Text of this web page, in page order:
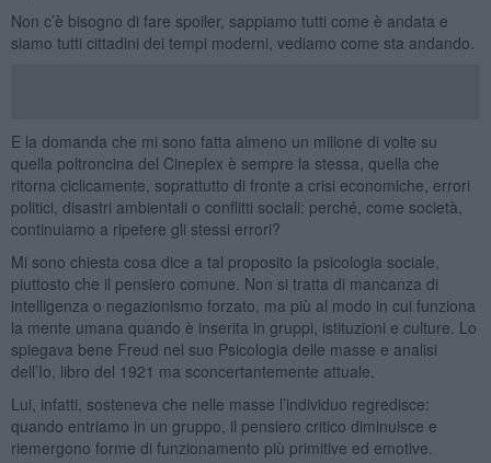
Non c’è bisogno di fare spoiler, sappiamo tutti come è andata e
siamo tutti cittadini dei tempi moderni, vediamo come sta andando.
E la domanda che mi sono fatta almeno un milione di volte su
quella poltroncina del Cineplex è sempre la stessa, quella che
ritorna ciclicamente, soprattutto di fronte a crisi economiche, errori
politici, disastri ambientali o conflitti sociali: perché, come società,
continuiamo a ripetere gli stessi errori?
Mi sono chiesta cosa dice a tal proposito la psicologia sociale,
piuttosto che il pensiero comune. Non si tratta di mancanza di
intelligenza o negazionismo forzato, ma più al modo in cui funziona
la mente umana quando è inserita in gruppi, istituzioni e culture. Lo
spiegava bene Freud nel suo Psicologia delle masse e analisi
dell’Io, libro del 1921 ma sconcertantemente attuale.
Lui, infatti, sosteneva che nelle masse l’individuo regredisce:
quando entriamo in un gruppo, il pensiero critico diminuisce e
riemergono forme di funzionamento più primitive ed emotive.